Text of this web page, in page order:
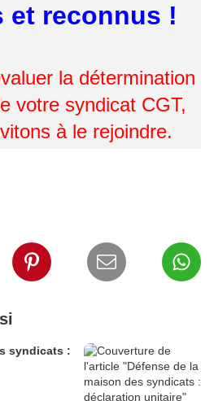
et reconnus !
la détermination
votre syndicat CGT,
à le rejoindre.
syndicats :